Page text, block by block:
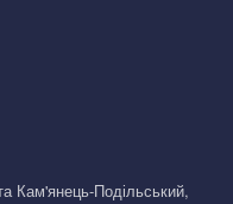
Кам'янець-Подільський,